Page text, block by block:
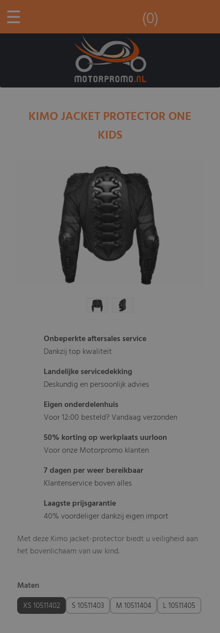
☰ (0)
KIMO JACKET PROTECTOR ONE
KIDS
Onbeperkte aftersales service
Dankzij top kwaliteit
Landelijke servicedekking
Deskundig en persoonlijk advies
Eigen onderdelenhuis
Voor 12:00 besteld? Vandaag verzonden
50% korting op werkplaats uurloon
Voor onze Motorpromo klanten
7 dagen per weer bereikbaar
Klantenservice boven alles
Laagste prijsgarantie
40% voordeliger dankzij eigen import
Met deze Kimo jacket-protector biedt u veiligheid aan
het bovenlichaam van uw kind.
Maten
XS 10511402 S 10511403 M 10511404 L 10511405